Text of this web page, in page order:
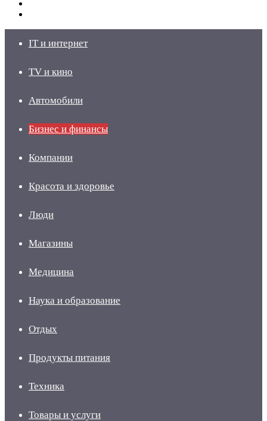
IT и интернет
TV и кино
Автомобили
Бизнес и финансы
Компании
Красота и здоровье
Люди
Магазины
Медицина
Наука и образование
Отдых
Продукты питания
Техника
Товары и услуги